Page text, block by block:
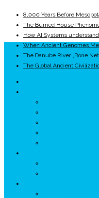
8,000 Years Before
The Burned House
How AI Systems
When Ancient Genomes
The Danube River „Bone
The Global Ancient